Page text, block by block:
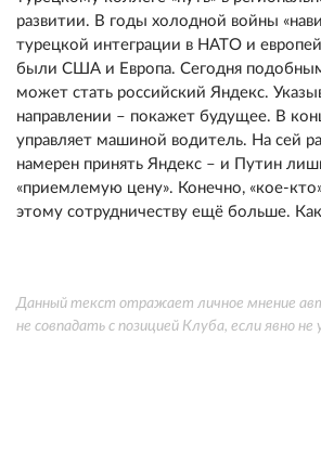
развитии. В годы холодной войны
турецкой интеграции в НАТО и
были США и Европа. Сегодня подобным
может стать российский Яндекс.
направлении – покажет будущее. В
управляет машиной водитель. На сей
намерен принять Яндекс – и Путин
«приемлемую цену». Конечно, «кое-
этому сотрудничеству ещё больше.
Данный текст отражает личное мнение
не совпадать с позицией Клуба, если явно не